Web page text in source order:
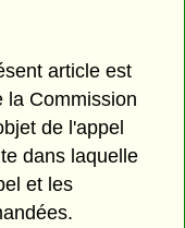
article est
la Commission
de l'appel
dans laquelle
et les